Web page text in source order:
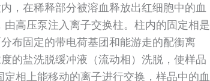
，在稀释部分被溶血释放出红细胞中的血
高压泵注入离子交换柱。柱内的固定相是
布固定的带电荷基团和能游走的配衡离
的盐洗脱缓冲液（流动相）洗脱，使样品
相上能移动的离子进行交换，样品中的血